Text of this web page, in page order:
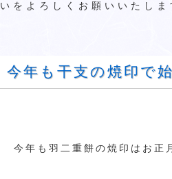
いをよろしくお願いいたしま
今年も干支の焼印で
今年も羽二重餅の焼印はお正